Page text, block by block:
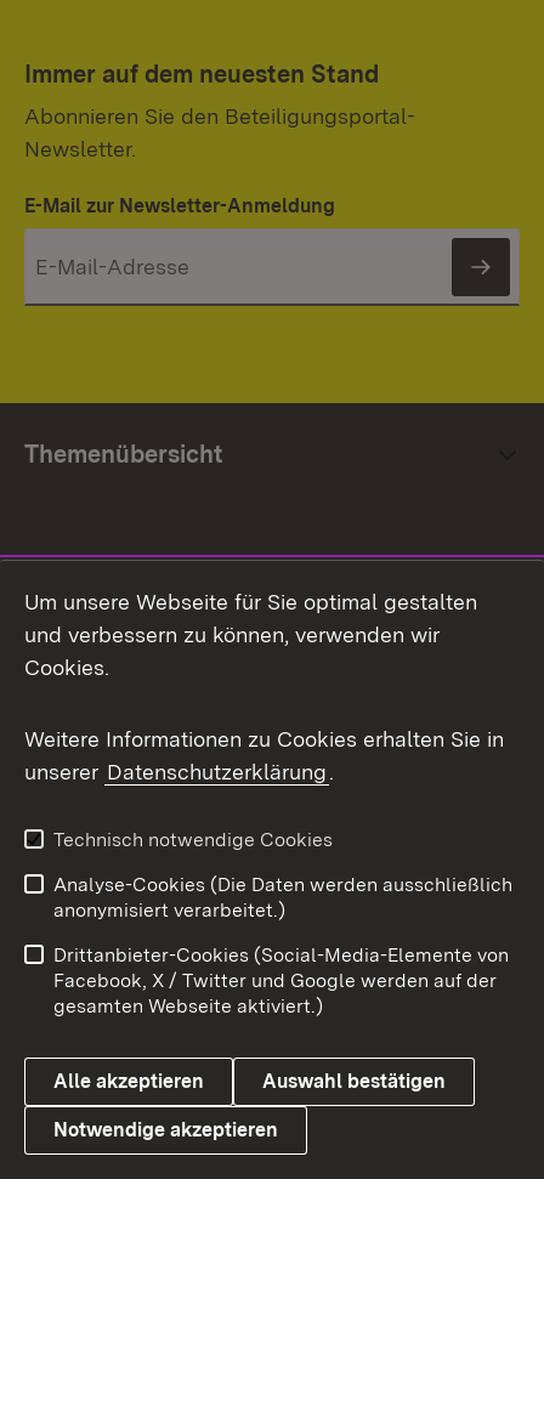
Immer auf dem neuesten Stand
Abonnieren Sie den Beteiligungsportal-
Newsletter.
E-Mail zur Newsletter-Anmeldung
Themenübersicht
Facebook
X / Twitter
Youtube
Link zum Landesportal
Impressum
Kontakt
Barrierefreiheit
Datenschutz
Cookies
Um unsere Webseite für Sie optimal gestalten
und verbessern zu können, verwenden wir
Cookies.
Weitere Informationen zu Cookies erhalten Sie in
unserer Datenschutzerklärung.
Technisch notwendige Cookies
Analyse-Cookies (Die Daten werden ausschließlich
anonymisiert verarbeitet.)
Drittanbieter-Cookies (Social-Media-Elemente von
Facebook, X / Twitter und Google werden auf der
gesamten Webseite aktiviert.)
Alle akzeptieren Auswahl bestätigen
Notwendige akzeptieren